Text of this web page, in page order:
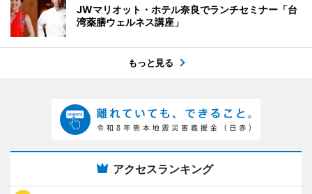
JWマリオット・ホテル奈良でランチセミナー「台
湾薬膳ウェルネス講座」
もっと見る
アクセスランキング